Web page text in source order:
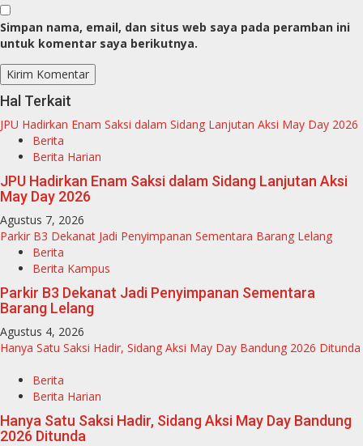
Simpan nama, email, dan situs web saya pada peramban ini
untuk komentar saya berikutnya.
Hal Terkait
JPU Hadirkan Enam Saksi dalam Sidang Lanjutan Aksi May Day 2026
Berita
Berita Harian
JPU Hadirkan Enam Saksi dalam Sidang Lanjutan Aksi
May Day 2026
Agustus 7, 2026
Parkir B3 Dekanat Jadi Penyimpanan Sementara Barang Lelang
Berita
Berita Kampus
Parkir B3 Dekanat Jadi Penyimpanan Sementara
Barang Lelang
Agustus 4, 2026
Hanya Satu Saksi Hadir, Sidang Aksi May Day Bandung 2026 Ditunda
Berita
Berita Harian
Hanya Satu Saksi Hadir, Sidang Aksi May Day Bandung
2026 Ditunda